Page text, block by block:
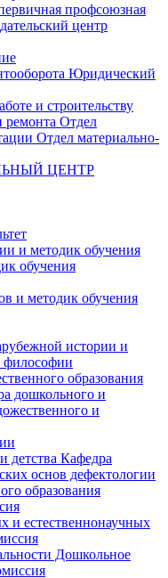
профсоюзная
центр
Юридический
и строительству
ремонта Отдел
Отдел материально-
ЦЕНТР
и методик обучения
обучения
и методик обучения
истории и
философии
образования
дошкольного и
и
детства Кафедра
основ дефектологии
образования
и естественнонаучных
Дошкольное